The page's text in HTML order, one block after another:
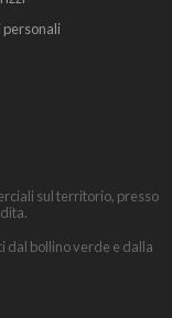
personali
sul territorio, presso
dal bollino verde e dalla